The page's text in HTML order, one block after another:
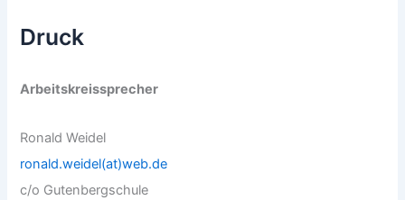
Druck
Arbeitskreissprecher
Ronald Weidel
ronald.weidel(at)web.de
c/o Gutenbergschule